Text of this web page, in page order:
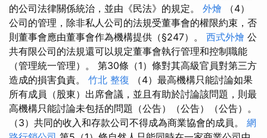
的公司法律關係統治，並由《民法》的規定。 外燴 （4）
公司的管理，除非私人公司的法規受董事會的權限約束，否
則董事會應由董事會作為機構提供（§247）。 西式外燴 公
共有限公司的法規還可以規定董事會執行管理和控制職能
（管理統一管理）。 第30條（1）條對其高級官員對第三方
造成的損害負責。 竹北 整復 （4）最高機構只能討論如果
所有成員（股東）出席會議，並且有助於討論該問題，則最
高機構只能討論未包括的問題（公告）（公告）（公告）。
（3）共同的收入和存款公司不得成為商業協會的成員。 網